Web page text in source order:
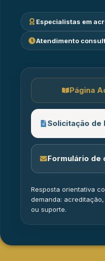
Especialistas em
Atendimento
Página
Solicitação de
Formulário de
Resposta orientativa
demanda:
ou suporte.